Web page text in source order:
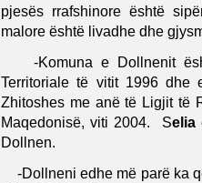
pjesës rrafshinore është
malore është livadhe dhe
-Komuna e Dollnenit
Territoriale të vitit 1996 dhe
Zhitoshes me anë të Ligjit të
Maqedonisë, viti 2004. Selia
Dollnen.
-Dollneni edhe më parë ka